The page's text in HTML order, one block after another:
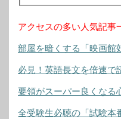
アクセスの多い人気記事
部屋を暗くする「映画館
必見！英語長文を倍速で
要領がスーパー良くなる
全受験生必聴の「試験本